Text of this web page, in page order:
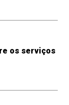
os serviços